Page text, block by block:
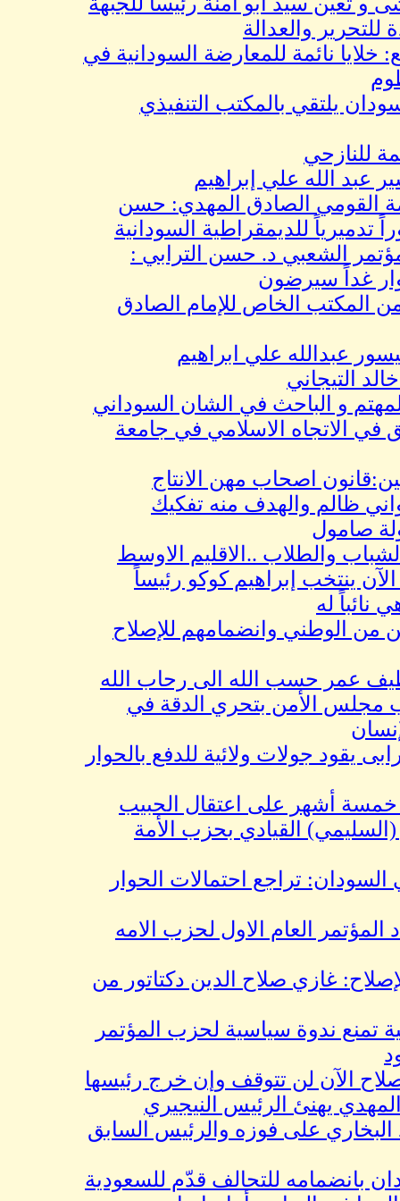
والعدالة
نائمة للمعارضة السودانية في
بالمكتب التنفيذي
الله علي إبراهيم
الصادق المهدي: حسن
للديمقراطية السودانية
الشعبي د. حسن الترابي :
سيرضون
الخاص للإمام الصادق
علي ابراهيم
و الباحث في الشان السوداني
الاتجاه الاسلامي في جامعة
اصحاب مهن الانتاج
والهدف منه تفكيك
والطلاب ..الاقليم الاوسط
إبراهيم كوكو رئيساً
له
الوطني وانضمامهم للإصلاح
عمر حسب الله الى رحاب الله
الأمن بتحري الدقة في
جولات ولائية للدفع بالحوار
على اعتقال الحبيب
القيادي بحزب الأمة
تراجع احتمالات الحوار
العام الاول لحزب الامه
غازي صلاح الدين دكتاتور من
ندوة سياسية لحزب المؤتمر
لن تتوقف وإن خرج رئيسها
يهنئ الرئيس النيجيري
على فوزه والرئيس السابق
للتحالف قدّم للسعودية